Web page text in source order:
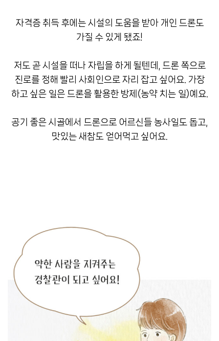
자격증 취득 후에는 시설의 도움을 받아 개인 드론도
가질 수 있게 됐죠!
저도 곧 시설을 떠나 자립을 하게 될텐데, 드론 쪽으로
진로를 정해 빨리 사회인으로 자리 잡고 싶어요. 가장
하고 싶은 일은 드론을 활용한 방제(농약 치는 일)예요.
공기 좋은 시골에서 드론으로 어르신들 농사일도 돕고,
맛있는 새참도 얻어먹고 싶어요.